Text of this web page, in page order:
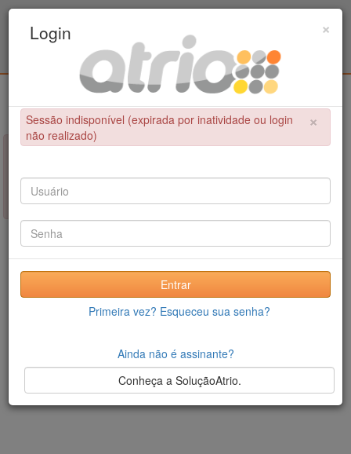
Educação Física / UPE - UFPB
×
NÃO FOI POSSÍVEL CONCLUIR A OPERAÇÃO
Sessão indisponível (expirada por inatividade ou login não
realizado)
×
Login
×
Sessão indisponível (expirada por inatividade ou login
não realizado)
Entrar
Primeira vez? Esqueceu sua senha?
Ainda não é assinante?
Conheça a SoluçãoAtrio.